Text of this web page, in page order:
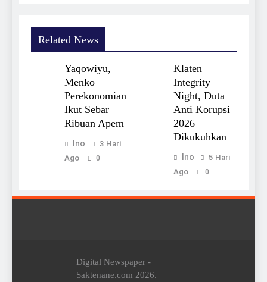
Related News
Yaqowiyu,
Menko
Perekonomian
Ikut Sebar
Ribuan Apem
Ino
3 Hari
Ago
0
Klaten
Integrity
Night, Duta
Anti Korupsi
2026
Dikukuhkan
Ino
5 Hari
Ago
0
Digital Newspaper -
Saktenane.com 2026.